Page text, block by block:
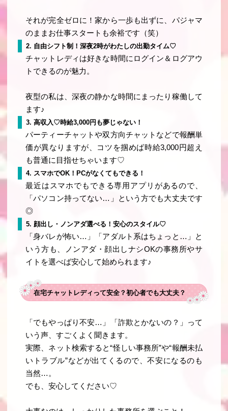
それが完全ゼロに！家から一歩も出ずに、パジャマ
のままお仕事スタートも余裕です（笑）
2. 自由シフト制！深夜2時がわたしの出勤タイム♡
チャットレディは好きな時間にログイン＆ログアウ
トできるのが魅力。
夜型の私は、深夜の静かな時間にまったり稼働して
ます♪
3. 高収入♡時給3,000円も夢じゃない！
パーティーチャットや双方向チャットなどで報酬単
価が異なりますが、コツを掴めば時給3,000円超え
も普通に目指せちゃいます♡
4. スマホでOK！PCがなくてもできる！
最近はスマホでもできる専用アプリがあるので、
「パソコン持ってない…」という方でも大丈夫です
◎
5. 顔出し・ノンアダ選べる！安心のスタイル♡
「身バレが怖い…」「アダルト系はちょっと…」と
いう方も、
ノンアダ・顔出しナシOKの事務所やサ
イト を選べば安心して始められます♪
在宅チャットレディって安全？初心者でも大丈夫？
「でもやっぱり不安…」「詐欺とかないの？」って
いう声、すごくよく聞きます。
実際、ネット検索すると“怪しい事務所”や“報酬未払
いトラブル”などが出てくるので、不安になるのも
当然…。
でも、安心してください♡